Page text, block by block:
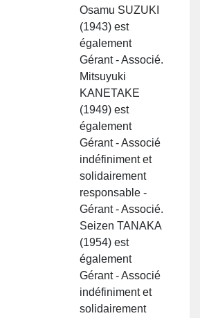
Osamu SUZUKI
(1943) est
également
Gérant - Associé.
Mitsuyuki
KANETAKE
(1949) est
également
Gérant - Associé
indéfiniment et
solidairement
responsable -
Gérant - Associé.
Seizen TANAKA
(1954) est
également
Gérant - Associé
indéfiniment et
solidairement